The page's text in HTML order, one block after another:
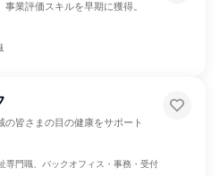
業評価スキルを早期に獲得。
皆さまの目の健康をサポート
専門職、バックオフィス・事務・受付